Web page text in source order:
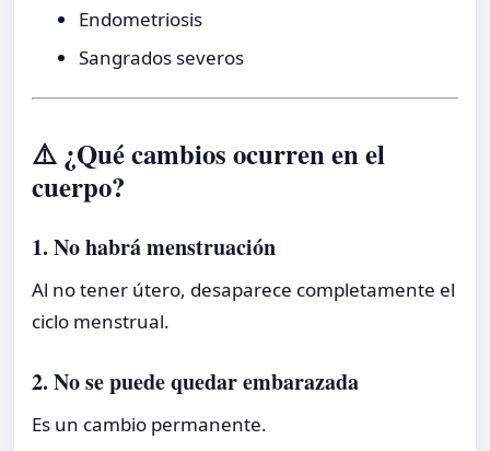
Endometriosis
Sangrados severos
⚠️ ¿Qué cambios ocurren en el
cuerpo?
1. No habrá menstruación
Al no tener útero, desaparece completamente el
ciclo menstrual.
2. No se puede quedar embarazada
Es un cambio permanente.